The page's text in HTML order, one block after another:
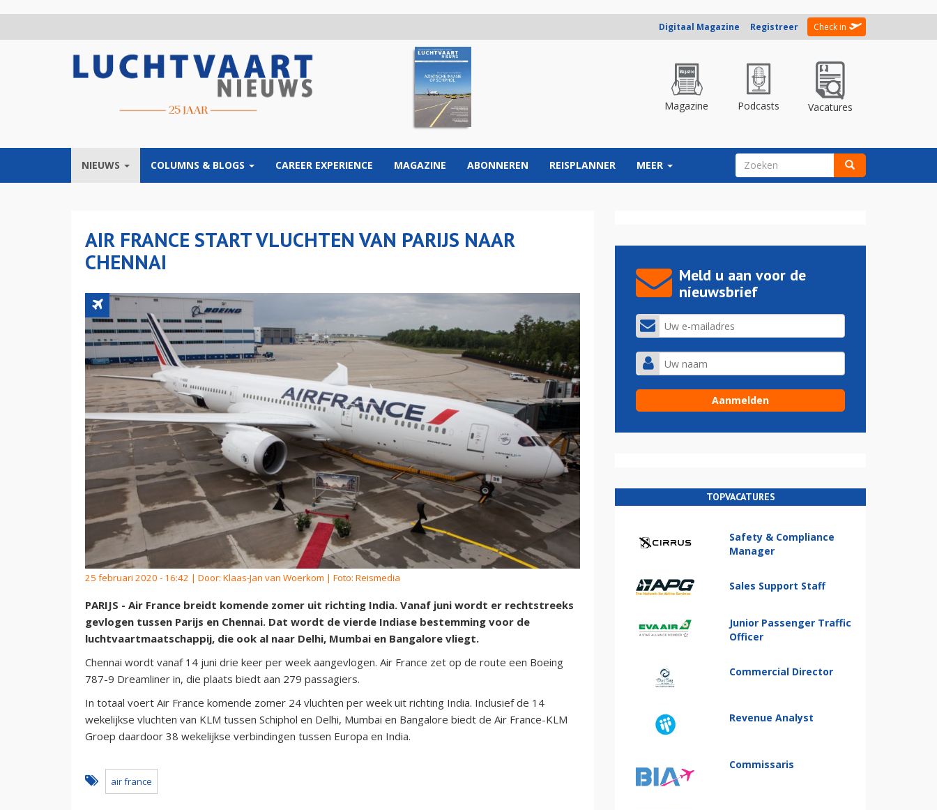
Digitaal Magazine Registreer Check in
Magazine Podcasts Vacatures
NIEUWS COLUMNS & BLOGS CAREER EXPERIENCE MAGAZINE ABONNEREN REISPLANNER MEER ZOEKVELD
AIR FRANCE START VLUCHTEN VAN PARIJS NAAR
CHENNAI
25 februari 2020 - 16:42 | Door: Klaas-Jan van Woerkom | Foto: Reismedia
PARIJS - Air France breidt komende zomer uit richting India. Vanaf juni wordt er rechtstreeks
gevlogen tussen Parijs en Chennai. Dat wordt de vierde Indiase bestemming voor de
luchtvaartmaatschappij, die ook al naar Delhi, Mumbai en Bangalore vliegt.
Chennai wordt vanaf 14 juni drie keer per week aangevlogen. Air France zet op de route een Boeing
787-9 Dreamliner in, die plaats biedt aan 279 passagiers.
In totaal voert Air France komende zomer 24 vluchten per week uit richting India. Inclusief de 14
wekelijkse vluchten van KLM tussen Schiphol en Delhi, Mumbai en Bangalore biedt de Air France-KLM
Groep daardoor 38 wekelijkse verbindingen tussen Europa en India.
air france
Meld u aan voor de
nieuwsbrief
TOPVACATURES
Safety & Compliance
Manager
Sales Support Staff
Junior Passenger Traffic
Officer
Commercial Director
Revenue Analyst
Commissaris